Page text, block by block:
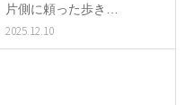
片側に頼った歩き…
2025.12.10